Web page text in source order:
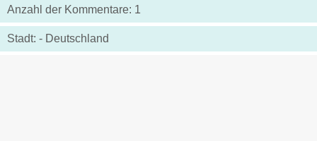
Anzahl der Kommentare: 1
Stadt: - Deutschland